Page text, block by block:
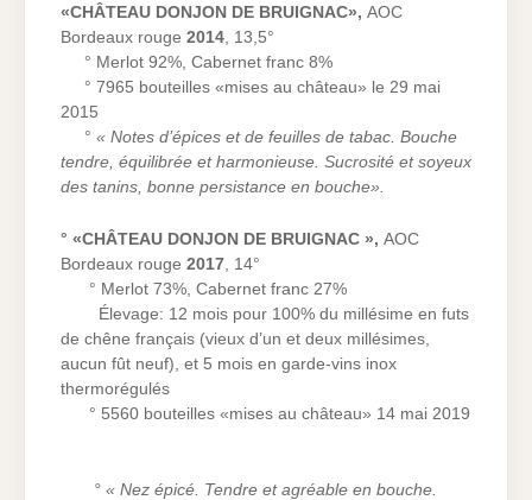
«CHÂTEAU DONJON DE BRUIGNAC», AOC
Bordeaux rouge 2014, 13,5°
° Merlot 92%, Cabernet franc 8%
° 7965 bouteilles «mises au château» le 29 mai
2015
° « Notes d’épices et de feuilles de tabac. Bouche
tendre, équilibrée et harmonieuse. Sucrosité et soyeux
des tanins, bonne persistance en bouche».
° «CHÂTEAU DONJON DE BRUIGNAC », AOC
Bordeaux rouge 2017 , 14°
° Merlot 73%, Cabernet franc 27%
Élevage: 12 mois pour 100% du millésime en futs
de chêne français (vieux d’un et deux millésimes,
aucun fût neuf), et 5 mois en garde-vins inox
thermorégulés
° 5560 bouteilles «mises au château» 14 mai 2019
° « Nez épicé. Tendre et agréable en bouche.